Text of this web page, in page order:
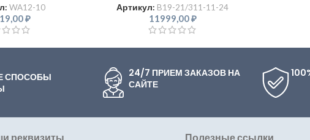
WA12-10
₽
Артикул: B19-21/311-11-24
11999,00₽
СПОСОБЫ
24/7 ПРИЕМ ЗАКАЗОВ НА
САЙТЕ
реквизиты Полезные ссылки